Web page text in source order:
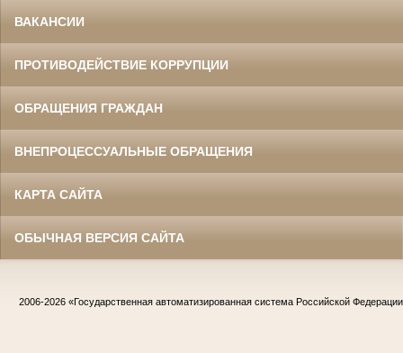
ВАКАНСИИ
ПРОТИВОДЕЙСТВИЕ КОРРУПЦИИ
ОБРАЩЕНИЯ ГРАЖДАН
ВНЕПРОЦЕССУАЛЬНЫЕ ОБРАЩЕНИЯ
КАРТА САЙТА
ОБЫЧНАЯ ВЕРСИЯ САЙТА
2006-2026 «Государственная автоматизированная система Российской